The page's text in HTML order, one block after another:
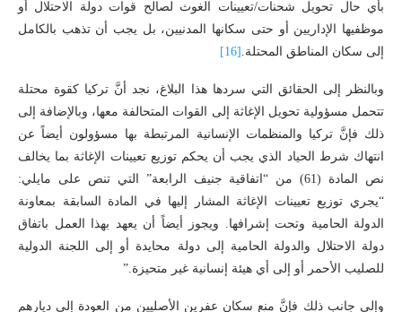
بأي حال تحويل شحنات/تعيينات الغوث لصالح قوات دولة الاحتلال أو
موظفيها الإداريين أو حتى سكانها المدنيين، بل يجب أن تذهب بالكامل
إلى سكان المناطق المحتلة. [16]
وبالنظر إلى الحقائق التي سردها هذا البلاغ، نجد أنَّ تركيا كقوة محتلة
تتحمل مسؤولية تحويل الإغاثة إلى القوات المتحالفة معها، وبالإضافة إلى
ذلك فإنَّ تركيا والمنظمات الإنسانية المرتبطة بها مسؤولون أيضاً عن
انتهاك شرط الحياد الذي يجب أن يحكم توزيع تعيينات الإغاثة بما يخالف
نص المادة (61) من “اتفاقية جنيف الرابعة” التي تنص على مايلي:
“يجري توزيع تعيينات الإغاثة المشار إليها في المادة السابقة بمعاونة
الدولة الحامية وتحت إشرافها. ويجوز أيضاً أن يعهد بهذا العمل باتفاق
دولة الاحتلال والدولة الحامية إلى دولة محايدة أو إلى اللجنة الدولية
للصليب الأحمر أو إلى أي هيئة إنسانية غير متحيزة.”
وإلى جانب ذلك فإنَّ منع سكان عفرين الأصليين من العودة إلى ديارهم